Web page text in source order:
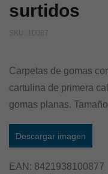
surtidos
SKU: 10087
Carpetas de gomas
cartulina de primera
gomas planas.
Descargar imagen
EAN: 8421938100877